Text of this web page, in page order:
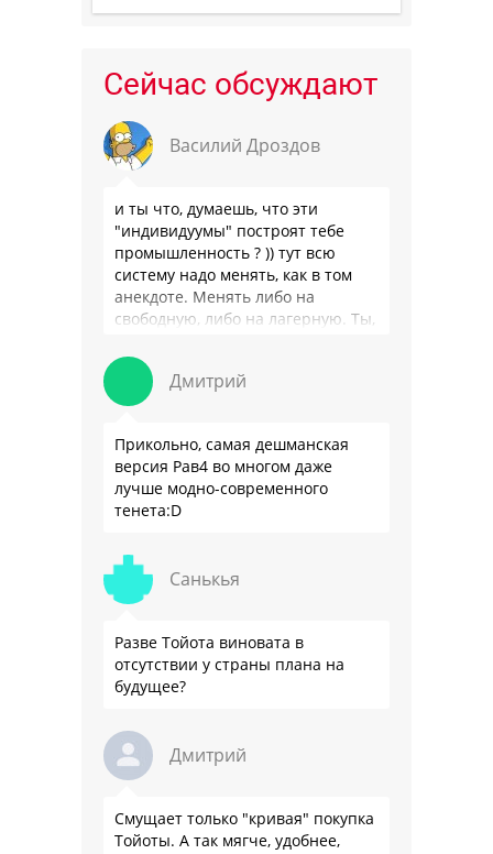
Сейчас обсуждают
Василий Дроздов
и ты что, думаешь, что эти
"индивидуумы" построят тебе
промышленность ? )) тут всю
систему надо менять, как в том
анекдоте. Менять либо на
свободную, либо на лагерную. Ты,
Дмитрий
Прикольно, самая дешманская
версия Рав4 во многом даже
лучше модно-современного
тенета:D
Санькья
Разве Тойота виновата в
отсутствии у страны плана на
будущее?
Дмитрий
Смущает только "кривая" покупка
Тойоты. А так мягче, удобнее,